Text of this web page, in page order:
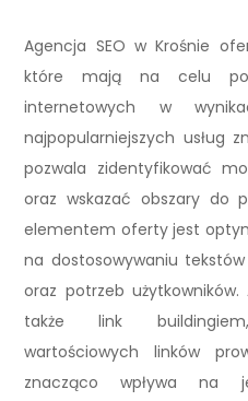
Agencja SEO w Krośnie
które mają na celu
internetowych w
najpopularniejszych usług
pozwala zidentyfikować
oraz wskazać obszary do
elementem oferty jest
na dostosowywaniu
oraz potrzeb
także link
wartościowych linków
znacząco wpływa na